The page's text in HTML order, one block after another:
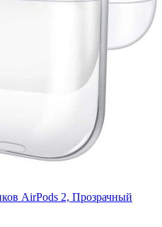
AirPods 2, Прозрачный